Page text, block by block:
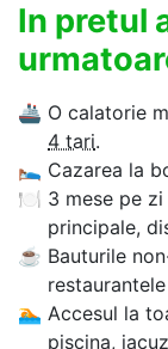
In pretul
🚢 O calatorie
4 tari.
🛌 Cazarea la
🍽 3 mese pe
principale,
☕ Bauturile
🏊‍ Accesul la
piscina,